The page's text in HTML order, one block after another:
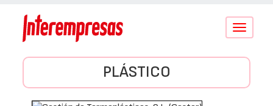
Conmutar
PLÁSTICO